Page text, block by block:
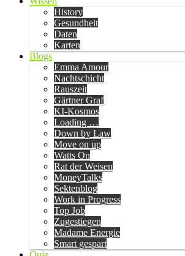
History
Gesundheit
Daten
Karten
Blogs
Emma Amour
Nachtschicht
Rauszeit
Gärtner Graf
KI-Kosmos
Loading …
Down by Law
Move on up
Watts On
Rat der Weisen
MoneyTalks
Sektenblog
Work in Progress
Top Job
Zugestiegen
Madame Energie
Smart gespart